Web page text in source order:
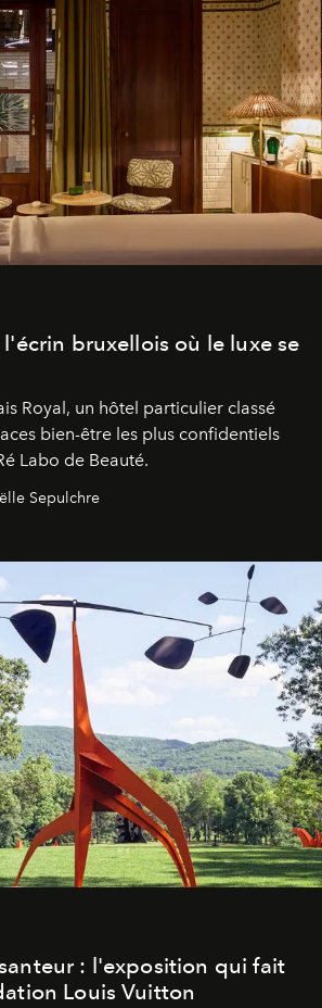
bruxellois où le luxe se
Royal, un hôtel particulier classé
bien-être les plus confidentiels
Labo de Beauté.
Sepulchre
: l'exposition qui fait
Louis Vuitton